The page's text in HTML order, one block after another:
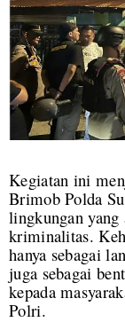
Kegiatan ini
Brimob Polda
lingkungan yang
kriminalitas.
hanya sebagai
juga sebagai
kepada
Polri.